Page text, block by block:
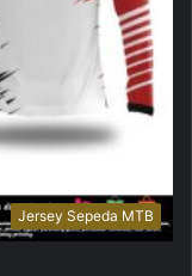
Jersey Sepeda MTB